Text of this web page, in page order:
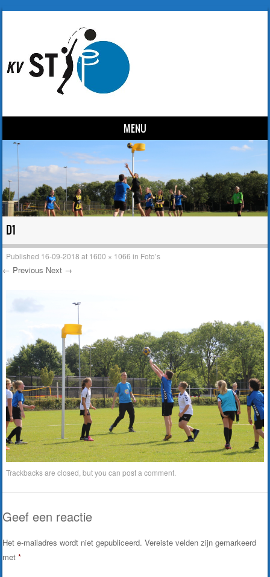
MENU
Skip to content
D1
Published 16-09-2018 at 1600 × 1066 in Foto’s
← Previous Next →
Trackbacks are closed, but you canpost a comment
Geef een reactie
Het e-mailadres wordt niet gepubliceerd. Vereiste velden zijn gemarkeerd
met*